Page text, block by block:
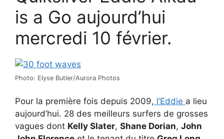
is a Go aujourd’hui
mercredi 10 février.
Photo: Elyse Butler/Aurora Photos
Pour la première fois depuis 2009, l’Eddie a lieu
aujourd’hui. 28 des meilleurs surfers de grosses
vagues dont Kelly Slater, Shane Dorian, John